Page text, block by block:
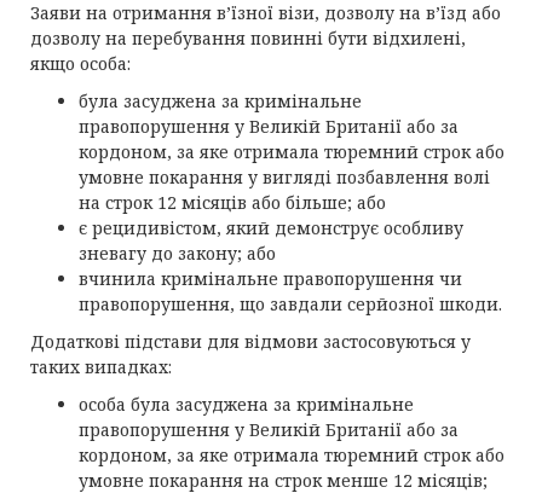
Заяви на отримання в’їзної візи, дозволу на в’їзд або
дозволу на перебування повинні бути відхилені,
якщо особа:
була засуджена за кримінальне
правопорушення у Великій Британії або за
кордоном, за яке отримала тюремний строк або
умовне покарання у вигляді позбавлення волі
на строк 12 місяців або більше; або
є рецидивістом, який демонструє особливу
зневагу до закону; або
вчинила кримінальне правопорушення чи
правопорушення, що завдали серйозної шкоди.
Додаткові підстави для відмови застосовуються у
таких випадках:
особа була засуджена за кримінальне
правопорушення у Великій Британії або за
кордоном, за яке отримала тюремний строк або
умовне покарання на строк менше 12 місяців;